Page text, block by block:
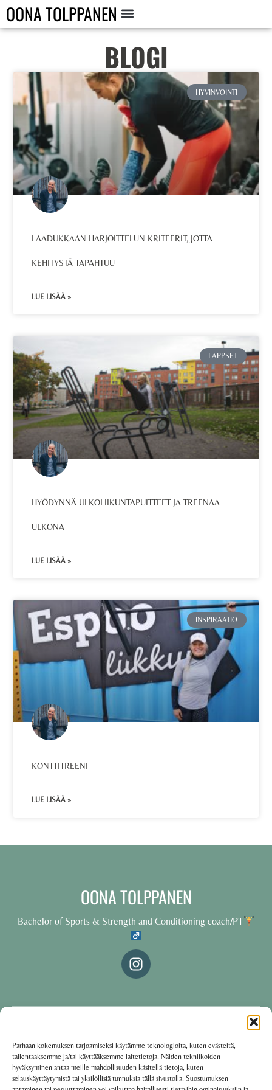
Parhaan kokemuksen tarjoamiseksi käytämme teknologioita, kuten evästeitä,
tallentaaksemme ja/tai käyttääksemme laitetietoja. Näiden tekniikoiden
hyväksyminen antaa meille mahdollisuuden käsitellä tietoja, kuten
selauskäyttäytymistä tai yksilöllisiä tunnuksia tällä sivustolla. Suostumuksen
OONA TOLPPANEN
BLOGI
HYVINVOINTI
LAADUKKAAN HARJOITTELUN KRITEERIT, JOTTA
KEHITYSTÄ TAPAHTUU
LUE LISÄÄ »
LAPPSET
HYÖDYNNÄ ULKOLIIKUNTAPUITTEET JA TREENAA
ULKONA
LUE LISÄÄ »
INSPIRAATIO
KONTTITREENI
LUE LISÄÄ »
OONA TOLPPANEN
Bachelor of Sports & Strength and Conditioning coach/PT
Käyttöehdot·Tietosuojakäytäntö